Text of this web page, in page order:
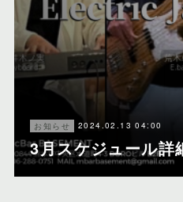
お知らせ 2024.02.13 04:00
3月スケジュール詳